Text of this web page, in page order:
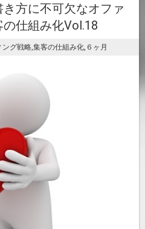
方に不可欠なオファ
仕組み化Vol.18
ング戦略,集客の仕組み化, ６ヶ月